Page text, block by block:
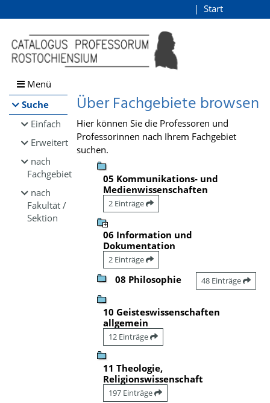
Browsen
direkt zum Inhalt
Start
Menü
Suche
Einfach
Erweitert
nach
Fachgebiet
nach
Fakultät /
Sektion
Über Fachgebiete browsen
Hier können Sie die Professoren und
Professorinnen nach Ihrem Fachgebiet
suchen.
05 Kommunikations- und
Medienwissenschaften
2 Einträge
06 Information und
Dokumentation
2 Einträge
08 Philosophie 48 Einträge
10 Geisteswissenschaften
allgemein
12 Einträge
11 Theologie,
Religionswissenschaft
197 Einträge